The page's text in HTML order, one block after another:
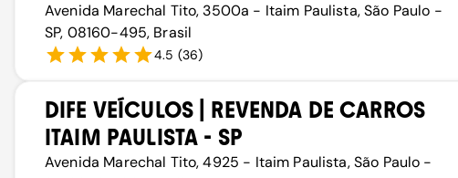
Avenida Marechal Tito, 3500a - Itaim Paulista, São Paulo -
SP, 08160-495, Brasil
4.5 (36)
DIFE VEÍCULOS | REVENDA DE CARROS
ITAIM PAULISTA - SP
Avenida Marechal Tito, 4925 - Itaim Paulista, São Paulo -